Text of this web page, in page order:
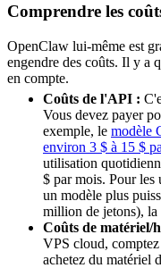
Comprendre les
OpenClaw lui-même est
engendre des coûts. Il y a
en compte.
Coûts de l'API :
Vous devez payer
exemple, le modèle
environ 3 $ à 15 $
utilisation
$ par mois. Pour les
un modèle plus
million de jetons), la
Coûts de matériel/
VPS cloud,
achetez du matériel